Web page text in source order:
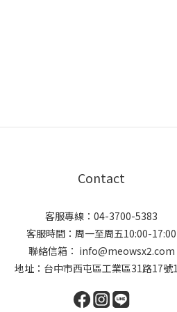
Contact
客服專線：04-3700-5383
客服時間：周一至周五10:00-17:00
聯絡信箱： info@meowsx2.com
地址：台中市西屯區工業區31路17號